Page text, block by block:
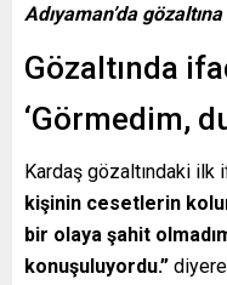
Adıyaman’da gözaltına
Gözaltında
‘Görmedim,
Kardaş gözaltındaki ilk
kişinin cesetlerin
bir olaya şahit
konuşuluyordu.”